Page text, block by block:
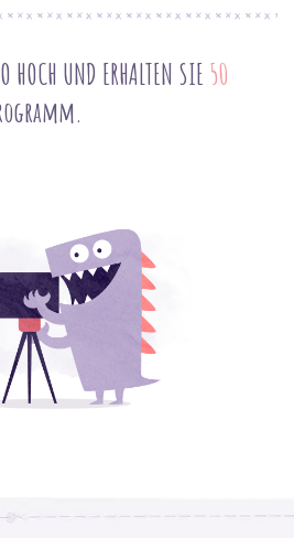
HOCH UND ERHALTEN SIE 50